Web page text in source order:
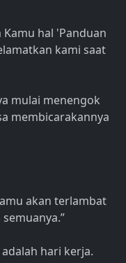
hal 'Panduan
kami saat
mulai menengok
membicarakannya
akan terlambat
hari kerja.